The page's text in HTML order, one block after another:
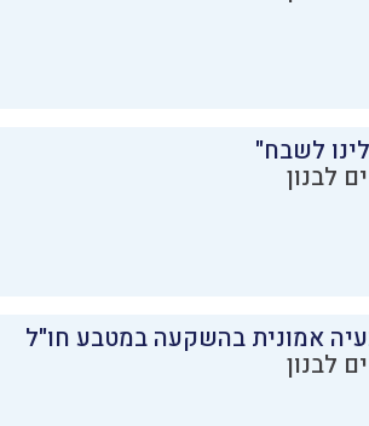
לשבח"
לבנון
אמונית בהשקעה במטבע חו"ל
לבנון